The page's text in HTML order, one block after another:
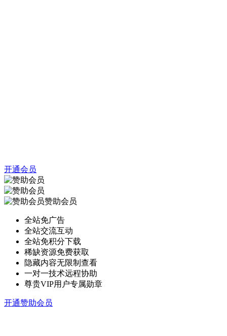
开通会员
赞助会员
全站免广告
全站交流互动
全站免积分下载
稀缺资源免费获取
隐藏内容无限制查看
一对一技术远程协助
尊贵VIP用户专属勋章
开通赞助会员